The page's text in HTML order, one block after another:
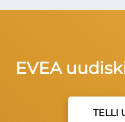
EVEA
TELLI